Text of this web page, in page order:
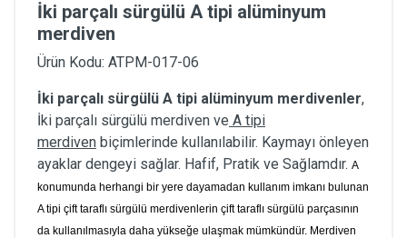
İki parçalı sürgülü A tipi alüminyum
merdiven
Ürün Kodu: ATPM-017-06
İki parçalı sürgülü A tipi alüminyum merdivenler,
İki parçalı sürgülü merdiven ve A tipi
merdiven biçimlerinde kullanılabilir. Kaymayı önleyen
ayaklar dengeyi sağlar. Hafif, Pratik ve Sağlamdır. A
konumunda herhangi bir yere dayamadan kullanım imkanı bulunan
A tipi çift taraflı sürgülü merdivenlerin çift taraflı sürgülü parçasının
da kullanılmasıyla daha yükseğe ulaşmak mümkündür. Merdiven